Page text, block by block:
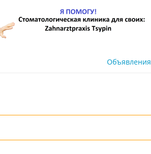
Объявления